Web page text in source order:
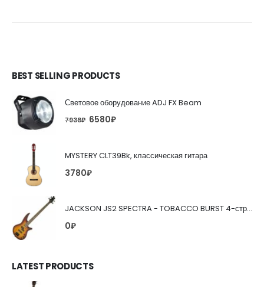
BEST SELLING PRODUCTS
Световое оборудование ADJ FX Beam
7938₽ 6580₽
MYSTERY CLT39Bk, классическая гитара
3780₽
JACKSON JS2 SPECTRA - TOBACCO BURST 4-струнная бас-гитара
0₽
LATEST PRODUCTS